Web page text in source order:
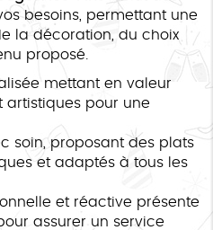
besoins, permettant une
la décoration, du choix
proposé.
mettant en valeur
artistiques pour une
soin, proposant des plats
et adaptés à tous les
et réactive présente
assurer un service